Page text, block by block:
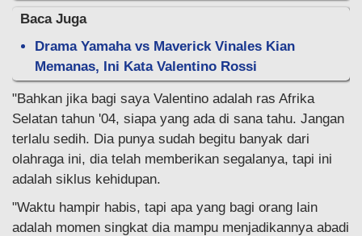
Baca Juga
Drama Yamaha vs Maverick Vinales Kian
Memanas, Ini Kata Valentino Rossi
"Bahkan jika bagi saya Valentino adalah ras Afrika
Selatan tahun '04, siapa yang ada di sana tahu. Jangan
terlalu sedih. Dia punya sudah begitu banyak dari
olahraga ini, dia telah memberikan segalanya, tapi ini
adalah siklus kehidupan.
"Waktu hampir habis, tapi apa yang bagi orang lain
adalah momen singkat dia mampu menjadikannya abadi